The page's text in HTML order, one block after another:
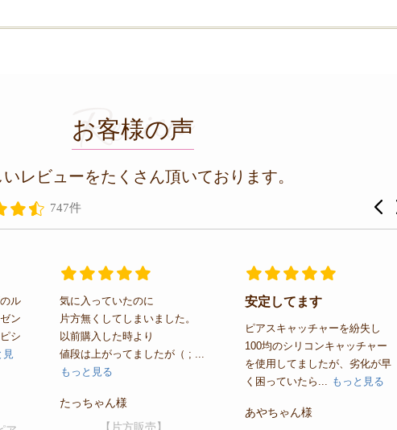
お客様の声
Review
レビューをたくさん頂いております。
747件
ル
ン
シ
見
気に入っていたのに
片方無くしてしまいました。
以前購入した時より
値段は上がってましたが（ ; ...
もっと見る
たっちゃん様
【片方販売】
安定してます
ピアスキャッチャーを紛失し
100均のシリコンキャッチャー
を使用してましたが、劣化が早
く困っていたら... もっと見る
あやちゃん様